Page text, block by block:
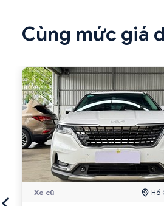
Cùng mức giá
Xe cũ Hồ